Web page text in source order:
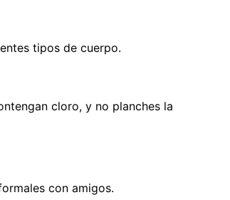
tipos de cuerpo.
cloro, y no planches la
con amigos.